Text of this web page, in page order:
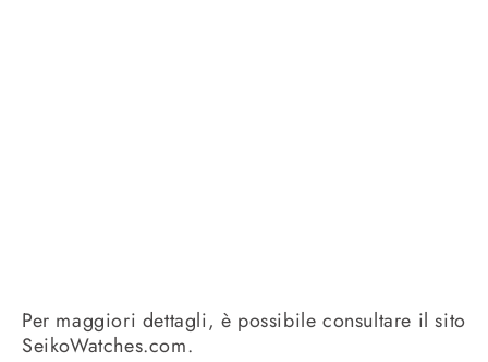
Per maggiori dettagli, è possibile consultare il sito
SeikoWatches.com.